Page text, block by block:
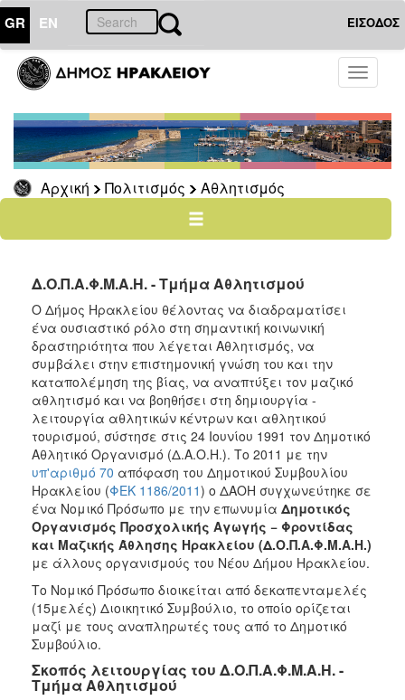
GR EN ΕΙΣΟΔΟΣ
Toggle
Αρχική Πολιτισμός Αθλητισμός
ΠΟΛΙΤΙΣΜΟΣ
Ποδήλατα
ΤΟΠΟΣ
ΜΑΣ
ΑΝΘΕΚΤΙΚΗ
ΠΟΛΗ
Δ.Ο.Π.Α.Φ.Μ.Α.Η. - Τμήμα Αθλητισμού
Ο Δήμος Ηρακλείου θέλοντας να διαδραματίσει
ένα ουσιαστικό ρόλο στη σημαντική κοινωνική
δραστηριότητα που λέγεται Αθλητισμός, να
συμβάλει στην επιστημονική γνώση του και την
καταπολέμηση της βίας, να αναπτύξει τον μαζικό
αθλητισμό και να βοηθήσει στη δημιουργία -
λειτουργία αθλητικών κέντρων και αθλητικού
τουρισμού, σύστησε στις 24 Ιουνίου 1991 τον Δημοτικό
Αθλητικό Οργανισμό (Δ.Α.Ο.Η.). Το 2011 με την
υπ'αριθμό 70 απόφαση του Δημοτικού Συμβουλίου
Ηρακλείου (ΦΕΚ 1186/2011) ο ΔΑΟΗ συγχωνεύτηκε σε
ένα Νομικό Πρόσωπο με την επωνυμία Δημοτικός
Οργανισμός Προσχολικής Αγωγής − Φροντίδας
και Μαζικής Άθλησης Ηρακλείου (Δ.Ο.Π.Α.Φ.Μ.Α.Η.)
με άλλους οργανισμούς του Νέου Δήμου Ηρακλείου.
Το Νομικό Πρόσωπο διοικείται από δεκαπενταμελές
(15μελές) Διοικητικό Συμβούλιο, το οποίο ορίζεται
μαζί με τους αναπληρωτές τους από το Δημοτικό
Συμβούλιο.
Σκοπός λειτουργίας του Δ.Ο.Π.Α.Φ.Μ.Α.Η. -
Τμήμα Αθλητισμού